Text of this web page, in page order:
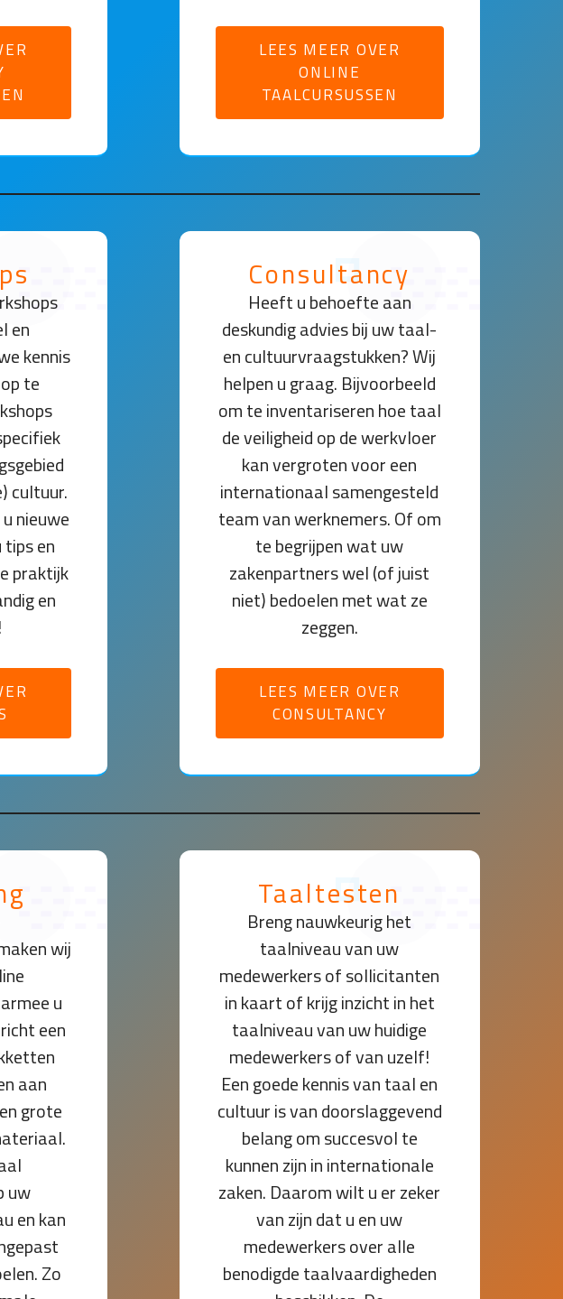
LEES MEER OVER
ONLINE
TAALCURSUSSEN
en
kennis
te
cultuur.
nieuwe
en
praktijk
en
Consultancy
Heeft u behoefte aan
deskundig advies bij uw taal-
en cultuurvraagstukken? Wij
helpen u graag. Bijvoorbeeld
om te inventariseren hoe taal
de veiligheid op de werkvloer
kan vergroten voor een
internationaal samengesteld
team van werknemers. Of om
te begrijpen wat uw
zakenpartners wel (of juist
niet) bedoelen met wat ze
zeggen.
LEES MEER OVER
CONSULTANCY
wij
u
een
aan
grote
uw
en kan
Zo
Taaltesten
Breng nauwkeurig het
taalniveau van uw
medewerkers of sollicitanten
in kaart of krijg inzicht in het
taalniveau van uw huidige
medewerkers of van uzelf!
Een goede kennis van taal en
cultuur is van doorslaggevend
belang om succesvol te
kunnen zijn in internationale
zaken. Daarom wilt u er zeker
van zijn dat u en uw
medewerkers over alle
benodigde taalvaardigheden